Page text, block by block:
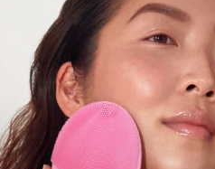
FAQ™ Pure Beauty-Tech
BREAKING NEWS
English Deutsch
Français
Italiano
Polski
Svenska
Türkçe
简体中文